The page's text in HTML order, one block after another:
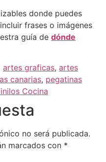
donde puedes
frases o imágenes
guía de dónde
artes graficas, artes
canarias, pegatinas
Cocina
no será publicada.
marcados con *